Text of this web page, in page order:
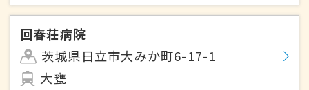
回春荘病院
茨城県日立市大みか町6-17-1
大甕